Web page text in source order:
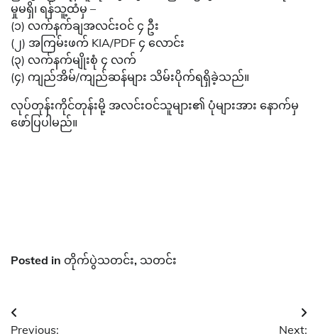
မှုမရှိ၊ ရန်သူ့ထံမှ –
(၁) လက်နက်ချအလင်းဝင် ၄ ဦး
(၂) အကြမ်းဖက် KIA/PDF ၄ လောင်း
(၃) လက်နက်မျိုးစုံ ၄ လက်
(၄) ကျည်အိမ်/ကျည်ဆန်များ သိမ်းပိုက်ရရှိခဲ့သည်။
လုပ်တုန်းကိုင်တုန်းမို့ အလင်းဝင်သူများ၏ ပုံများအား နောက်မှ
ဖော်ပြပါမည်။
Posted in တိုက်ပွဲသတင်း, သတင်း
Post
Previous:
Next: